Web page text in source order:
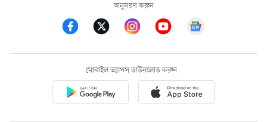
অনুসরণ করুন
মোবাইল অ্যাপস ডাউনলোড করুন